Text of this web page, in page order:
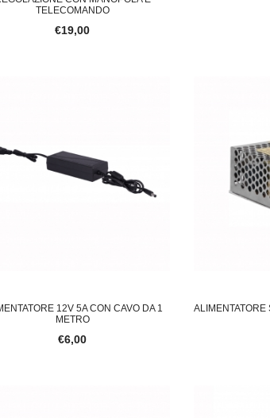
TELECOMANDO
€19,00
12V 5A CON CAVO DA 1
METRO
€6,00
ALIMENTATORE